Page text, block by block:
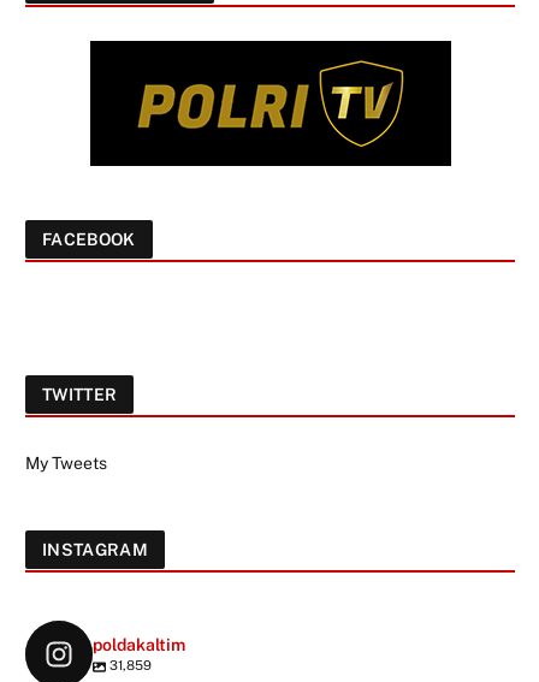
FACEBOOK
TWITTER
My Tweets
INSTAGRAM
poldakaltim
31,859